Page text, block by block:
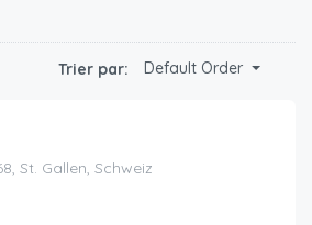
Trier par: Default Order
St. Gallen, Schweiz